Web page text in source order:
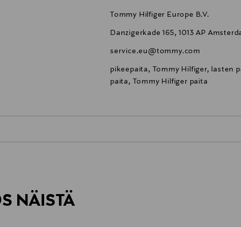
Tommy Hilfiger Europe B.V.
Danzigerkade 165, 1013 AP
service.eu@tommy.com
pikeepaita, Tommy Hilfiger, lasten
paita, Tommy Hilfiger paita
NÄISTÄ